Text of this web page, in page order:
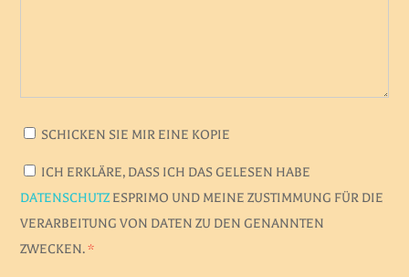
SCHICKEN SIE MIR EINE KOPIE
ICH ERKLÄRE, DASS ICH DAS GELESEN HABE
DATENSCHUTZESPRIMO UND MEINE ZUSTIMMUNG FÜR DIE
VERARBEITUNG VON DATEN ZU DEN GENANNTEN
ZWECKEN. *